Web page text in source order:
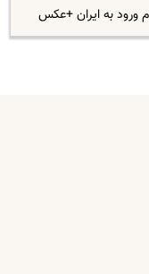
به ایران +عکس